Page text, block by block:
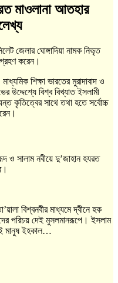
মাওলানা আতহার
জেলার ঘোঙ্গাদিয়া নামক নিভৃত
করেন।
শিক্ষা ভারতের মুরাদাবাদ ও
উদ্দেশ্যে বিশ্ব বিখ্যাত ইসলামী
কৃতিত্বের সাথে তথা হতে সর্বোচ্চ
ও সালাম নবীয়ে দু’জাহান হযরত
বিশ্বনবীর মাধ্যমে দ্বীনে হক
পরিচয় দেই মুসলমানরূপে। ইসলাম
মানুষ ইহকাল…